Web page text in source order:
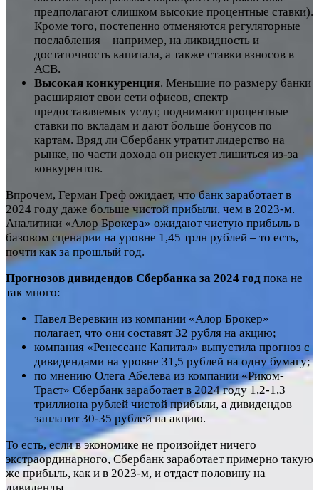
предполагают слишком высокие процентные ставки).
Кроме того, постепенно отменяются регуляторные
послабления – например, на ликвидность и
достаточность капитала, а также ставки взносов в
АСВ.
Высокая конкуренция. Меньшие по размеру банки
расширяют свои сети офисов, спектр
предоставляемых услуг, поднимают процентные
ставки по вкладам и дают больше бонусов по
картам. Вряд ли Сбербанк утратит лидерство на
рынке, но части дохода он рискует лишиться из-за
конкурентов.
Впрочем, Герман Греф ожидает, что банк заработает в
2024 году даже больше чистой прибыли, чем в 2023-м.
Аналитики «Алор Брокера» ожидают чистую прибыль в
базовом сценарии на уровне 1,45 трлн рублей – то есть,
почти как за прошлый год.
Прогнозов дивидендов Сбербанка за 2024 год пока не
так много:
Павел Веревкин из компании «Алор Брокер»
полагает, что они составят 32 рубля на акцию;
компания «Ренессанс Капитал» выпустила прогноз с
дивидендами на уровне 31,5 рублей на одну бумагу;
по мнению Олега Абелева из компании «Риком-
Траст» Сбербанк заработает в 2024 году 1,2-1,3
триллиона рублей чистой прибыли, а дивидендов
заплатит 30-35 рублей на акцию.
То есть, если в экономике не произойдет ничего
экстраординарного, Сбербанк заработает примерно такую
же прибыль, как и в 2023-м, и отдаст половину на